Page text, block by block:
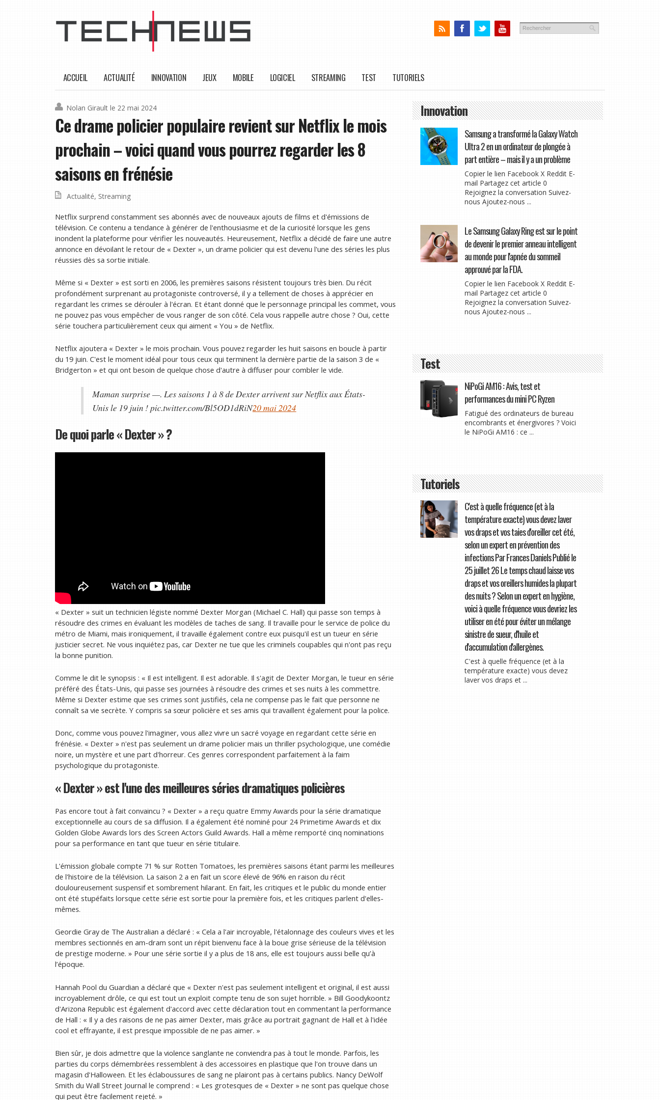
ACCUEIL ACTUALITÉ INNOVATION JEUX MOBILE LOGICIEL STREAMING TEST TUTORIELS
Nolan Girault le 22 mai 2024
Ce drame policier populaire revient sur Netflix le mois
prochain – voici quand vous pourrez regarder les 8
saisons en frénésie
Actualité, Streaming
Netflix surprend constamment ses abonnés avec de nouveaux ajouts de films et d'émissions de
télévision. Ce contenu a tendance à générer de l'enthousiasme et de la curiosité lorsque les gens
inondent la plateforme pour vérifier les nouveautés. Heureusement, Netflix a décidé de faire une autre
annonce en dévoilant le retour de « Dexter », un drame policier qui est devenu l'une des séries les plus
réussies dès sa sortie initiale.
Même si « Dexter » est sorti en 2006, les premières saisons résistent toujours très bien. Du récit
profondément surprenant au protagoniste controversé, il y a tellement de choses à apprécier en
regardant les crimes se dérouler à l'écran. Et étant donné que le personnage principal les commet, vous
ne pouvez pas vous empêcher de vous ranger de son côté. Cela vous rappelle autre chose ? Oui, cette
série touchera particulièrement ceux qui aiment « You » de Netflix.
Netflix ajoutera « Dexter » le mois prochain. Vous pouvez regarder les huit saisons en boucle à partir
du 19 juin. C'est le moment idéal pour tous ceux qui terminent la dernière partie de la saison 3 de «
Bridgerton » et qui ont besoin de quelque chose d'autre à diffuser pour combler le vide.
Maman surprise —. Les saisons 1 à 8 de Dexter arrivent sur Netflix aux États-
Unis le 19 juin ! pic.twitter.com/Bl5OD1dRiN20 mai 2024
De quoi parle « Dexter » ?
« Dexter » suit un technicien légiste nommé Dexter Morgan (Michael C. Hall) qui passe son temps à
résoudre des crimes en évaluant les modèles de taches de sang. Il travaille pour le service de police du
métro de Miami, mais ironiquement, il travaille également contre eux puisqu'il est un tueur en série
justicier secret. Ne vous inquiétez pas, car Dexter ne tue que les criminels coupables qui n'ont pas reçu
la bonne punition.
Comme le dit le synopsis : « Il est intelligent. Il est adorable. Il s'agit de Dexter Morgan, le tueur en série
préféré des États-Unis, qui passe ses journées à résoudre des crimes et ses nuits à les commettre.
Même si Dexter estime que ses crimes sont justifiés, cela ne compense pas le fait que personne ne
connaît sa vie secrète. Y compris sa sœur policière et ses amis qui travaillent également pour la police.
Donc, comme vous pouvez l'imaginer, vous allez vivre un sacré voyage en regardant cette série en
frénésie. « Dexter » n'est pas seulement un drame policier mais un thriller psychologique, une comédie
noire, un mystère et une part d'horreur. Ces genres correspondent parfaitement à la faim
psychologique du protagoniste.
« Dexter » est l'une des meilleures séries dramatiques policières
Pas encore tout à fait convaincu ? « Dexter » a reçu quatre Emmy Awards pour la série dramatique
exceptionnelle au cours de sa diffusion. Il a également été nominé pour 24 Primetime Awards et dix
Golden Globe Awards lors des Screen Actors Guild Awards. Hall a même remporté cinq nominations
pour sa performance en tant que tueur en série titulaire.
L'émission globale compte 71 % sur Rotten Tomatoes, les premières saisons étant parmi les meilleures
de l'histoire de la télévision. La saison 2 a en fait un score élevé de 96% en raison du récit
douloureusement suspensif et sombrement hilarant. En fait, les critiques et le public du monde entier
ont été stupéfaits lorsque cette série est sortie pour la première fois, et les critiques parlent d'elles-
mêmes.
Geordie Gray de The Australian a déclaré : « Cela a l'air incroyable, l'étalonnage des couleurs vives et les
membres sectionnés en am-dram sont un répit bienvenu face à la boue grise sérieuse de la télévision
de prestige moderne. » Pour une série sortie il y a plus de 18 ans, elle est toujours aussi belle qu’à
l’époque.
Hannah Pool du Guardian a déclaré que « Dexter n'est pas seulement intelligent et original, il est aussi
incroyablement drôle, ce qui est tout un exploit compte tenu de son sujet horrible. » Bill Goodykoontz
d'Arizona Republic est également d'accord avec cette déclaration tout en commentant la performance
de Hall : « Il y a des raisons de ne pas aimer Dexter, mais grâce au portrait gagnant de Hall et à l'idée
cool et effrayante, il est presque impossible de ne pas aimer. »
Bien sûr, je dois admettre que la violence sanglante ne conviendra pas à tout le monde. Parfois, les
parties du corps démembrées ressemblent à des accessoires en plastique que l'on trouve dans un
magasin d'Halloween. Et les éclaboussures de sang ne plairont pas à certains publics. Nancy DeWolf
Smith du Wall Street Journal le comprend : « Les grotesques de « Dexter » ne sont pas quelque chose
qui peut être facilement rejeté. »
Innovation
Samsung a transformé la Galaxy Watch
Ultra 2 en un ordinateur de plongée à
part entière – mais il y a un problème
Copier le lien Facebook X Reddit E-
mail Partagez cet article 0
Rejoignez la conversation Suivez-
nous Ajoutez-nous ...
Le Samsung Galaxy Ring est sur le point
de devenir le premier anneau intelligent
au monde pour l'apnée du sommeil
approuvé par la FDA.
Copier le lien Facebook X Reddit E-
mail Partagez cet article 0
Rejoignez la conversation Suivez-
nous Ajoutez-nous ...
Test
NiPoGi AM16 : Avis, test et
performances du mini PC Ryzen
Fatigué des ordinateurs de bureau
encombrants et énergivores ? Voici
le NiPoGi AM16 : ce ...
Tutoriels
C'est à quelle fréquence (et à la
température exacte) vous devez laver
vos draps et vos taies d'oreiller cet été,
selon un expert en prévention des
infections Par Frances Daniels Publié le
25 juillet 26 Le temps chaud laisse vos
draps et vos oreillers humides la plupart
des nuits ? Selon un expert en hygiène,
voici à quelle fréquence vous devriez les
utiliser en été pour éviter un mélange
sinistre de sueur, d'huile et
d'accumulation d'allergènes.
C'est à quelle fréquence (et à la
température exacte) vous devez
laver vos draps et ...